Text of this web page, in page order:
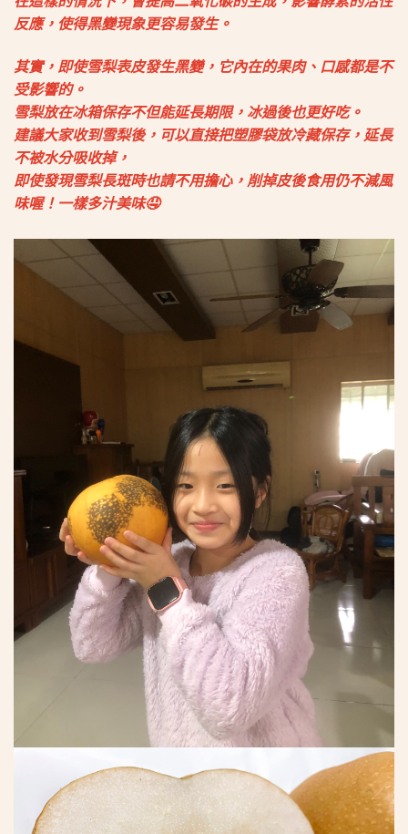
反應，使得黑變現象更容易發生。
其實，即使雪梨表皮發生黑變，它內在的果肉、口感都是不
受影響的。
雪梨放在冰箱保存不但能延長期限，冰過後也更好吃。
建議大家收到雪梨後，可以直接把塑膠袋放冷藏保存，延長
不被水分吸收掉，
即使發現雪梨長斑時也請不用擔心，削掉皮後食用仍不減風
味喔！一樣多汁美味🤤